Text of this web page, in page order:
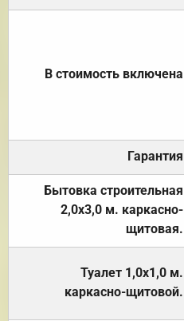
В стоимость включена
Гарантия
Бытовка строительная
2,0х3,0 м. каркасно-
щитовая.
Туалет 1,0х1,0 м.
каркасно-щитовой.